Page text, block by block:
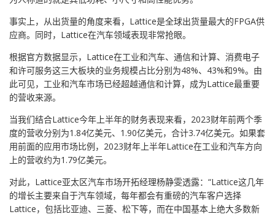
事实上，从出货量的角度来看，Lattice是全球出货量最大的FPGA供
应商。同时，Lattice在汽车领域表现非常抢眼。
根据官方数据显示，Lattice在工业和汽车、通信和计算、消费电子
和许可服务这三大板块的业务规模占比分别为48%、43%和9%。由
此可见，工业和汽车市场已经超越通信和计算，成为Lattice最重要
的营收来源。
当我们结合Lattice今年上半年的财务表现来看，2023财年前两个季
度的营收分别为1.84亿美元、1.90亿美元，合计3.74亿美元。如果套
用前面的应用市场比例，2023财年上半年Lattice在工业和汽车方向
上的营收约为1.79亿美元。
对此，Lattice亚太区汽车市场开拓经理杨静雯透露：“Lattice这几年
的增长主要来自于汽车领域，每年都会有重磅的汽车客户选择
Lattice，包括比亚迪、三菱、松下等，而在中国基本上绝大多数新